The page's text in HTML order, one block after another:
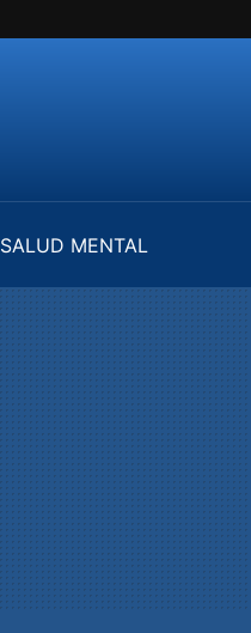
SALUD MENTAL